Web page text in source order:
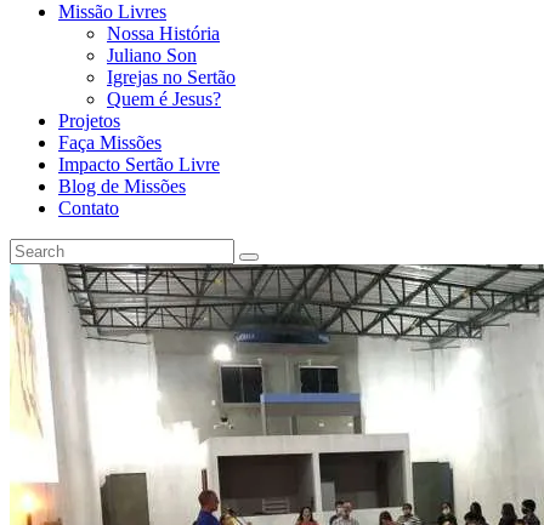
Missão Livres
Nossa História
Juliano Son
Igrejas no Sertão
Quem é Jesus?
Projetos
Faça Missões
Impacto Sertão Livre
Blog de Missões
Contato